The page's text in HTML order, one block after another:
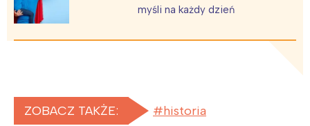
myśli na każdy dzień
ZOBACZ TAKŻE:
historia